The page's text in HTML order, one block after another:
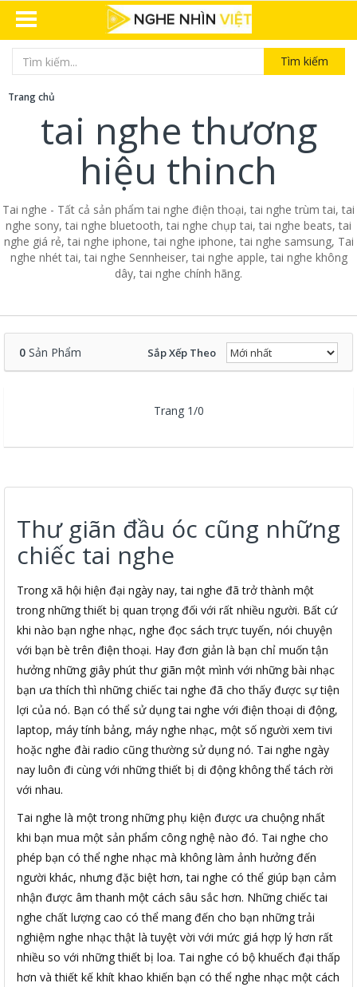
Tìm kiếm
Trang chủ
tai nghe thương
hiệu thinch
Tai nghe - Tất cả sản phẩm tai nghe điện thoại, tai nghe trùm tai, tai
nghe sony, tai nghe bluetooth, tai nghe chụp tai, tai nghe beats, tai
nghe giá rẻ, tai nghe iphone, tai nghe iphone, tai nghe samsung, Tai
nghe nhét tai, tai nghe Sennheiser, tai nghe apple, tai nghe không
dây, tai nghe chính hãng.
0 Sản Phẩm Sắp Xếp Theo
Trang 1/0
Thư giãn đầu óc cũng những
chiếc tai nghe
Trong xã hội hiện đại ngày nay, tai nghe đã trở thành một
trong những thiết bị quan trọng đối với rất nhiều người. Bất cứ
khi nào bạn nghe nhạc, nghe đọc sách trực tuyến, nói chuyện
với bạn bè trên điện thoại. Hay đơn giản là bạn chỉ muốn tận
hưởng những giây phút thư giãn một mình với những bài nhạc
bạn ưa thích thì những chiếc tai nghe đã cho thấy được sự tiện
lợi của nó. Bạn có thể sử dụng tai nghe với điện thoại di động,
laptop, máy tính bảng, máy nghe nhạc, một số người xem tivi
hoặc nghe đài radio cũng thường sử dụng nó. Tai nghe ngày
nay luôn đi cùng với những thiết bị di động không thể tách rời
với nhau.
Tai nghe là một trong những phụ kiện được ưa chuộng nhất
khi bạn mua một sản phẩm công nghệ nào đó. Tai nghe cho
phép bạn có thể nghe nhạc mà không làm ảnh hưởng đến
người khác, nhưng đặc biệt hơn, tai nghe có thể giúp bạn cảm
nhận được âm thanh một cách sâu sắc hơn. Những chiếc tai
nghe chất lượng cao có thể mang đến cho bạn những trải
nghiệm nghe nhạc thật là tuyệt vời với mức giá hợp lý hơn rất
nhiều so với những thiết bị loa. Tai nghe có bộ khuếch đại thấp
hơn và thiết kế khít khao khiến bạn có thể nghe nhạc một cách